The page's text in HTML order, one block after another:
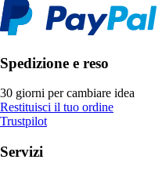
Spedizione e reso
30 giorni per cambiare idea
Restituisci il tuo ordine
Trustpilot
Servizi